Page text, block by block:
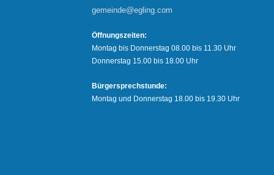
gemeinde@egling.com
Öffnungszeiten:
Montag bis Donnerstag 08.00 bis 11.30 Uhr
Donnerstag 15.00 bis 18.00 Uhr
Bürgersprechstunde:
Montag und Donnerstag 18.00 bis 19.30 Uhr